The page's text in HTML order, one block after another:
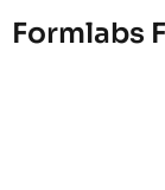
Formlabs